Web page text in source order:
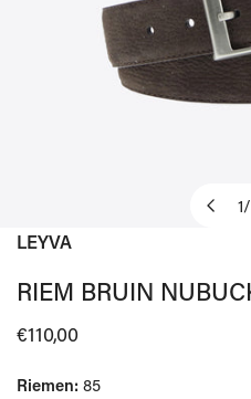
1/
LEYVA
RIEM BRUIN
Normale
€110,00
Riemen: 85